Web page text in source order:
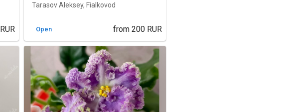
RUR
Tarasov Aleksey, Fialkovod
Open from 200 RUR